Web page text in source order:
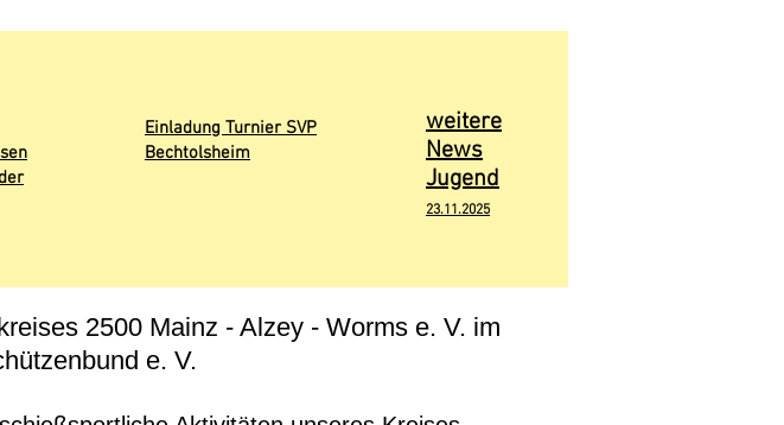
Einladung Turnier SVP
Bechtolsheim
weitere
News
Jugend
23.11.2025
2500 Mainz - Alzey - Worms e. V. im
e. V.